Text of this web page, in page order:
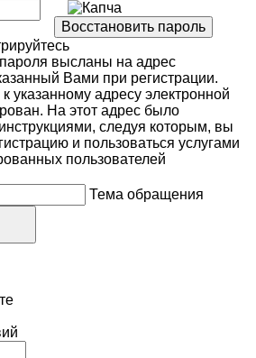
высланы на адрес
Вами при регистрации.
указанному адресу электронной
На этот адрес было
следуя которым, вы
и пользоваться услугами
пользователей
Тема обращения